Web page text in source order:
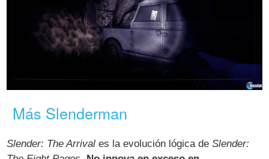
Más Slenderman
Slender: The Arrival es la evolución lógica deSlender: